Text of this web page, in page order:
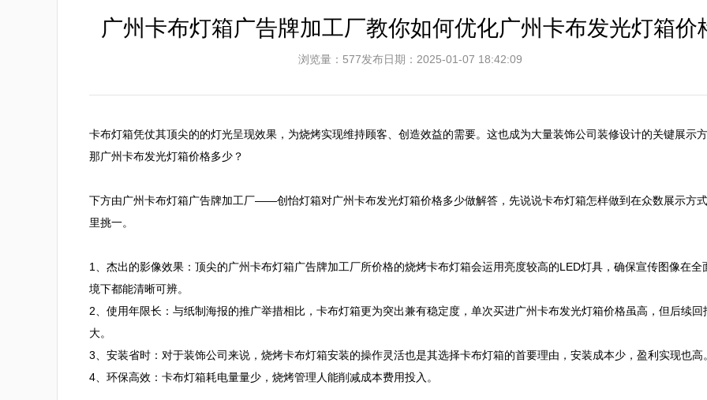
广州卡布灯箱广告牌加工厂教你如何优化广州卡布发光灯箱价
浏览量：577发布日期：2025-01-07 18:42:09
卡布灯箱凭仗其顶尖的的灯光呈现效果，为烧烤实现维持顾客、创造效益的需要。这也成为大量装饰公司装修设计的关键展示
那广州卡布发光灯箱价格多少？
下方由广州卡布灯箱广告牌加工厂——创怡灯箱对广州卡布发光灯箱价格多少做解答，先说说卡布灯箱怎样做到在众数展示方
里挑一。
1、杰出的影像效果：顶尖的广州卡布灯箱广告牌加工厂所价格的烧烤卡布灯箱会运用亮度较高的LED灯具，确保宣传图像在全
境下都能清晰可辨。
2、使用年限长：与纸制海报的推广举措相比，卡布灯箱更为突出兼有稳定度，单次买进广州卡布发光灯箱价格虽高，但后续回
大。
3、安装省时：对于装饰公司来说，烧烤卡布灯箱安装的操作灵活也是其选择卡布灯箱的首要理由，安装成本少，盈利实现也高
4、环保高效：卡布灯箱耗电量量少，烧烤管理人能削减成本费用投入。